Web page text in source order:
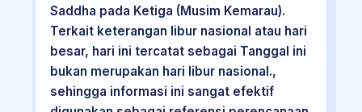
Saddha pada Ketiga (Musim Kemarau).
Terkait keterangan libur nasional atau hari
besar, hari ini tercatat sebagai Tanggal ini
bukan merupakan hari libur nasional.,
sehingga informasi ini sangat efektif